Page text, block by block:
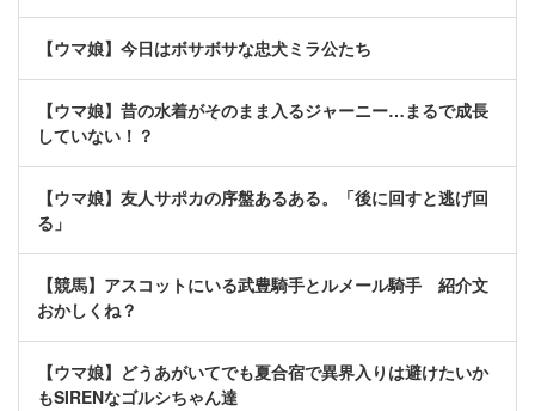
【ウマ娘】今日はボサボサな忠犬ミラ公たち
【ウマ娘】昔の水着がそのまま入るジャーニー…まるで成長
していない！？
【ウマ娘】友人サポカの序盤あるある。「後に回すと逃げ回
る」
【競馬】アスコットにいる武豊騎手とルメール騎手 紹介文
おかしくね？
【ウマ娘】どうあがいてでも夏合宿で異界入りは避けたいか
もSIRENなゴルシちゃん達